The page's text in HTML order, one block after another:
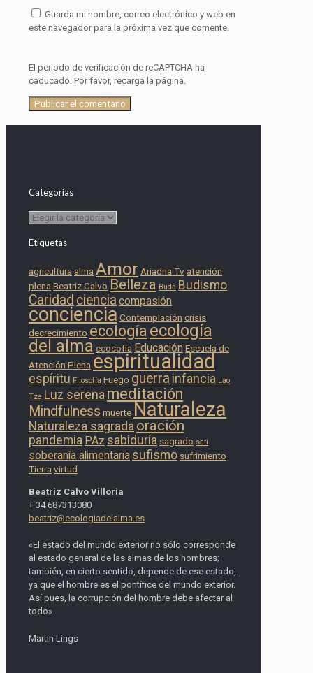
Guarda mi nombre, correo electrónico y web en
este navegador para la próxima vez que comente.
El periodo de verificación de reCAPTCHA ha
caducado. Por favor, recarga la página.
Categorías
Categorías
Etiquetas
agricultura alma Amor Ariadna Tv atención
plena Beatriz Calvo Belleza Buda Budismo
Caridad ciencia compasión
conciencia Contemplación crisis
decrecimiento ecología ecología
del alma ecosofía Educación Escuela de
Atención Plena espiritualidad
espíritu Filosofía Fuego guerra infancia Lao
Tze Luz serena meditación
Mindfulness muerte Naturaleza
Naturaleza sagrada oración
pandemia PAz sabiduría sagrado sati
soberanía alimentaria sufismo sufrimiento
Tierra virtud
Beatriz Calvo Villoria
+ 34 687313080
beatriz@ecologiadelalma.es
«El estado del mundo exterior no sólo corresponde
al estado general de las almas de los hombres;
también, en cierto sentido, depende de ese estado,
ya que el hombre es el pontífice del mundo exterior.
Así pues, la corrupción del hombre debe afectar al
todo»
Martin Lings